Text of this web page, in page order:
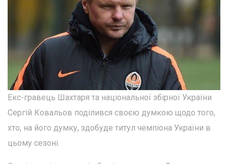
Екс-гравець Шахтаря та національної збірної України
Сергій Ковальов поділився своєю думкою щодо того,
хто, на його думку, здобуде титул чемпіона України в
цьому сезоні.